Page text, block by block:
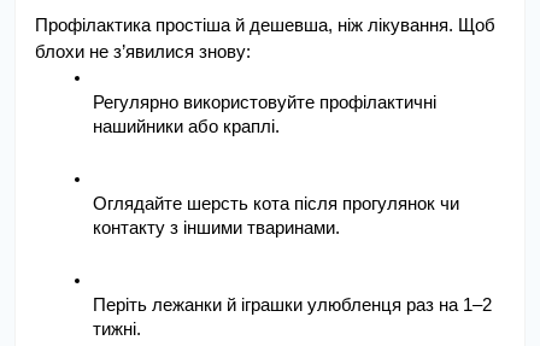
Профілактика простіша й дешевша, ніж лікування. Щоб
блохи не з’явилися знову:
Регулярно використовуйте профілактичні
нашийники або краплі.
Оглядайте шерсть кота після прогулянок чи
контакту з іншими тваринами.
Періть лежанки й іграшки улюбленця раз на 1–2
тижні.